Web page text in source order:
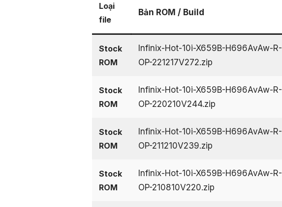
Loại
file
Bản ROM / Build
Stock
ROM
Infinix-Hot-10i-X659B-H696AvAw-R-
OP-221217V272.zip
Stock
ROM
Infinix-Hot-10i-X659B-H696AvAw-R-
OP-220210V244.zip
Stock
ROM
Infinix-Hot-10i-X659B-H696AvAw-R-
OP-211210V239.zip
Stock
ROM
Infinix-Hot-10i-X659B-H696AvAw-R-
OP-210810V220.zip